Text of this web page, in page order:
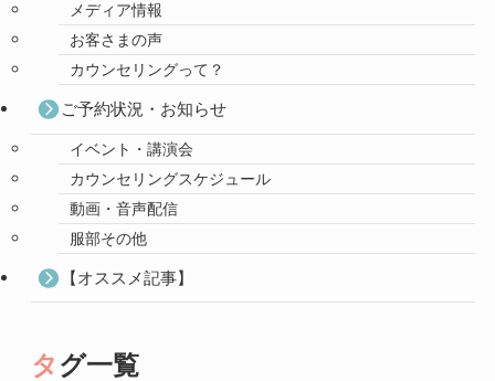
メディア情報
お客さまの声
カウンセリングって？
ご予約状況・お知らせ
イベント・講演会
カウンセリングスケジュール
動画・音声配信
服部その他
【オススメ記事】
タグ一覧